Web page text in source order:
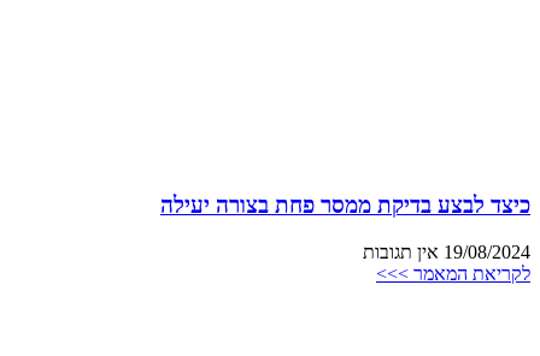
כיצד לבצע בדיקת ממסר פחת בצורה יעילה
19/08/2024 אין תגובות
לקריאת המאמר >>>